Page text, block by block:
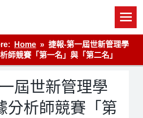
Home
捷報-第一屆世新管理學
師競賽「第一名」與「第二名」
屆世新管理學
分析師競賽「第